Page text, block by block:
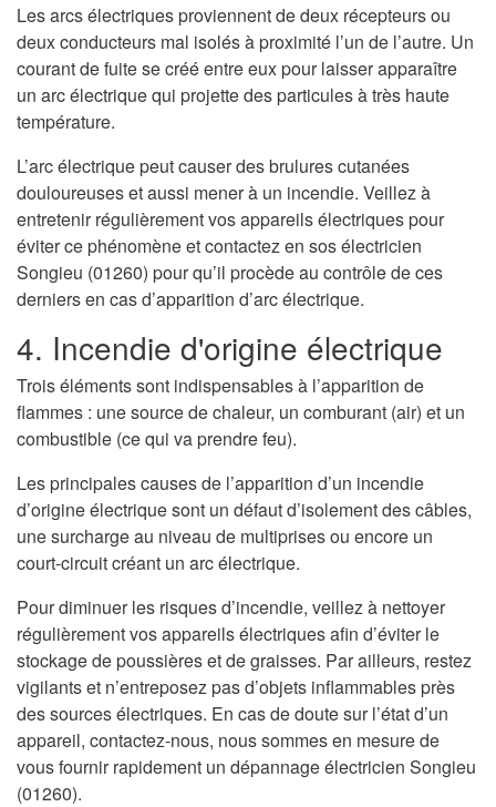
Les arcs électriques proviennent de deux récepteurs ou
deux conducteurs mal isolés à proximité l’un de l’autre. Un
courant de fuite se créé entre eux pour laisser apparaître
un arc électrique qui projette des particules à très haute
température.
L’arc électrique peut causer des brulures cutanées
douloureuses et aussi mener à un incendie. Veillez à
entretenir régulièrement vos appareils électriques pour
éviter ce phénomène et contactez en sos électricien
Songieu (01260) pour qu’il procède au contrôle de ces
derniers en cas d’apparition d’arc électrique.
4. Incendie d'origine électrique
Trois éléments sont indispensables à l’apparition de
flammes : une source de chaleur, un comburant (air) et un
combustible (ce qui va prendre feu).
Les principales causes de l’apparition d’un incendie
d’origine électrique sont un défaut d’isolement des câbles,
une surcharge au niveau de multiprises ou encore un
court-circuit créant un arc électrique.
Pour diminuer les risques d’incendie, veillez à nettoyer
régulièrement vos appareils électriques afin d’éviter le
stockage de poussières et de graisses. Par ailleurs, restez
vigilants et n’entreposez pas d’objets inflammables près
des sources électriques. En cas de doute sur l’état d’un
appareil, contactez-nous, nous sommes en mesure de
vous fournir rapidement un dépannage électricien Songieu
(01260).